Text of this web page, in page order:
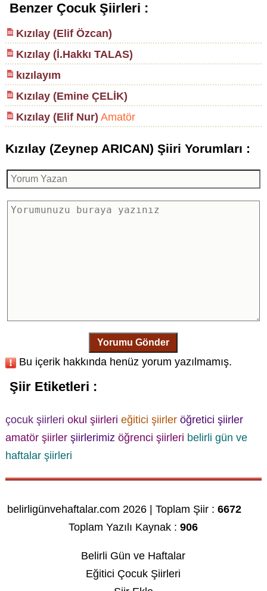
Benzer Çocuk Şiirleri :
Kızılay (Elif Özcan)
Kızılay (İ.Hakkı TALAS)
kızılayım
Kızılay (Emine ÇELİK)
Kızılay (Elif Nur) Amatör
Kızılay (Zeynep ARICAN) Şiiri Yorumları :
Yorumu Gönder
Bu içerik hakkında henüz yorum yazılmamış.
Şiir Etiketleri :
çocuk şiirleri okul şiirleri eğitici şiirler öğretici şiirler
amatör şiirler şiirlerimiz öğrenci şiirleri belirli gün ve
haftalar şiirleri
belirligünvehaftalar.com 2026 | Toplam Şiir :6672
Toplam Yazılı Kaynak :906
Belirli Gün ve Haftalar
Eğitici Çocuk Şiirleri